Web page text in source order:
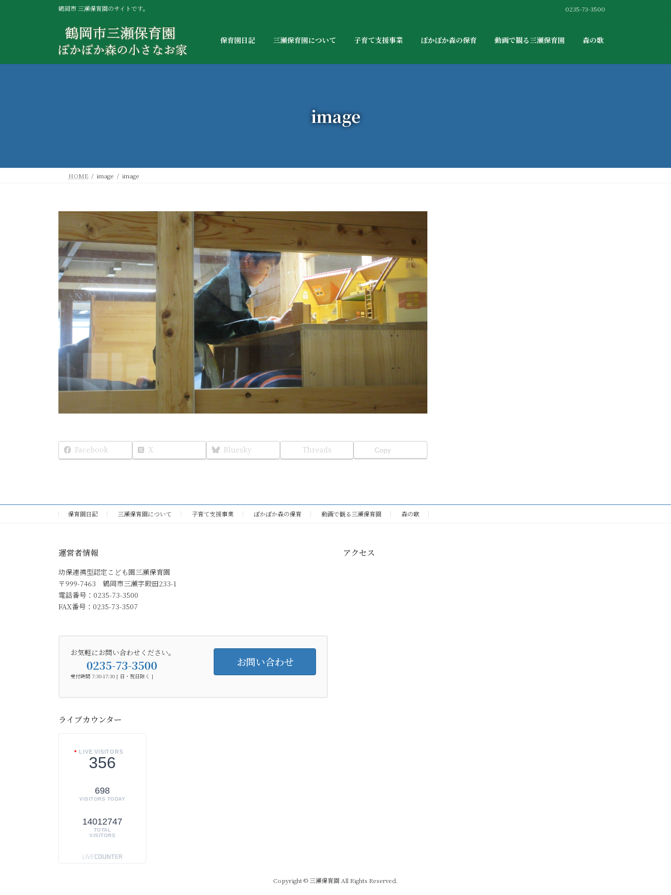
へ
ョ
鶴岡市 三瀬保育園のサイトです。 0235-73-3500
保育園日記 三瀬保育園について 子育て支援事業 ぽかぽか森の保育 動画で観る三瀬保育園 森の歌
image
HOME image image
Facebook X Bluesky Threads Copy
保育園日記 三瀬保育園について 子育て支援事業 ぽかぽか森の保育 動画で観る三瀬保育園 森の歌
運営者情報
幼保連携型認定こども園三瀬保育園
〒999-7463 鶴岡市三瀬字殿田233-1
電話番号：0235-73-3500
FAX番号：0235-73-3507
お気軽にお問い合わせください。
0235-73-3500
受付時間 7:30-17:30 [ 日・祝日除く ]
お問い合わせ
ライブカウンター
LIVE VISITORS
356
698
VISITORS TODAY
14012747
TOTAL
VISITORS
アクセス
Copyright © 三瀬保育園 All Rights Reserved.